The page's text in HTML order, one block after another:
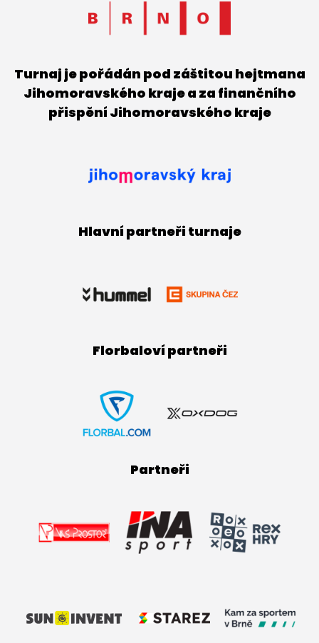
Turnaj je pořádán pod záštitou hejtmana
Jihomoravského kraje a za finančního
přispění Jihomoravského kraje
Hlavní partneři turnaje
Florbaloví partneři
Partneři